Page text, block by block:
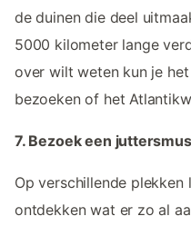
de duinen die deel
5000 kilometer lange
over wilt weten kun je
bezoeken of het
7. Bezoek een
Op verschillende plekken
ontdekken wat er zo al